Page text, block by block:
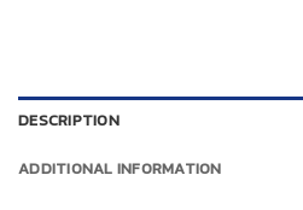
DESCRIPTION
ADDITIONAL INFORMATION